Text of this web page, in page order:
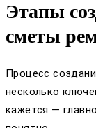
Этапы
сметы
Процесс
несколько
кажется —